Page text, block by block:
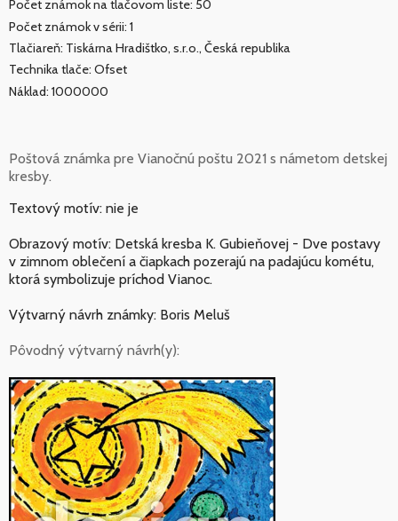
Počet známok na tlačovom liste: 50
Počet známok v sérii: 1
Tlačiareň: Tiskárna Hradištko, s.r.o., Česká republika
Technika tlače: Ofset
Náklad: 1000000
Poštová známka pre Vianočnú poštu 2021 s námetom detskej
kresby.
Textový motív: nie je
Obrazový motív: Detská kresba K. Gubieňovej - Dve postavy
v zimnom oblečení a čiapkach pozerajú na padajúcu kométu,
ktorá symbolizuje príchod Vianoc.
Výtvarný návrh známky: Boris Meluš
Pôvodný výtvarný návrh(y):